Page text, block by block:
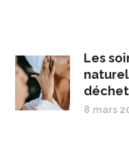
Les
déchet
8 mars